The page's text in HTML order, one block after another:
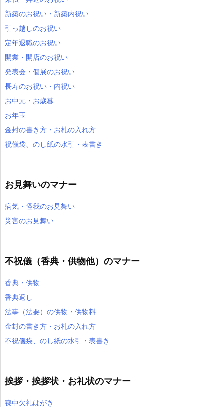
新築のお祝い・新築内祝い
引っ越しのお祝い
定年退職のお祝い
開業・開店のお祝い
発表会・個展のお祝い
長寿のお祝い・内祝い
お中元・お歳暮
お年玉
金封の書き方・お札の入れ方
祝儀袋、のし紙の水引・表書き
お見舞いのマナー
病気・怪我のお見舞い
災害のお見舞い
不祝儀（香典・供物他）のマナー
香典・供物
香典返し
法事（法要）の供物・供物料
金封の書き方・お札の入れ方
不祝儀袋、のし紙の水引・表書き
挨拶・挨拶状・お礼状のマナー
喪中欠礼はがき